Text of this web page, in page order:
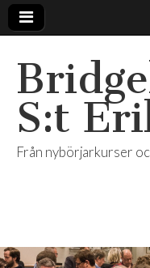
S:t
Från nybörjarkurser